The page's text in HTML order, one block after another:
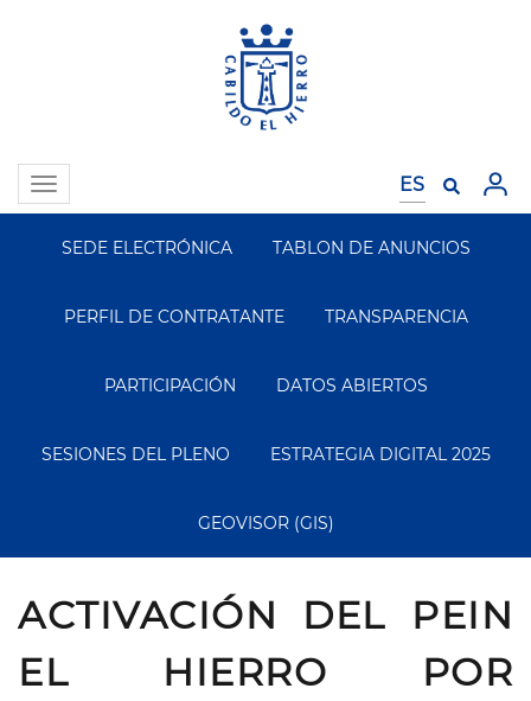
Toggle
navigation
Segundo
Menu
SEDE ELECTRÓNICA TABLON DE ANUNCIOS
PERFIL DE CONTRATANTE TRANSPARENCIA
PARTICIPACIÓN DATOS ABIERTOS
SESIONES DEL PLENO ESTRATEGIA DIGITAL 2025
GEOVISOR (GIS)
ACTIVACIÓN DEL PEIN
EL HIERRO POR